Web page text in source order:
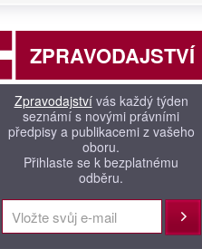
ZPRAVODAJSTVÍ
Zpravodajstvívás každý týden
seznámí s novými právními
předpisy a publikacemi z vašeho
oboru.
Přihlaste se k bezplatnému
odběru.
Přihlásit